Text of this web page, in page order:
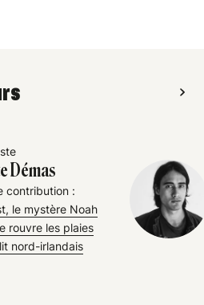
Démas
contribution :
le mystère Noah
rouvre les plaies
nord-irlandais